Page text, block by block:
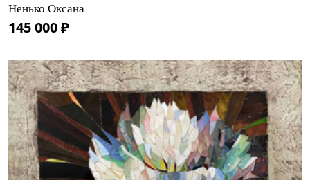
Ненько Оксана
145 000 ₽